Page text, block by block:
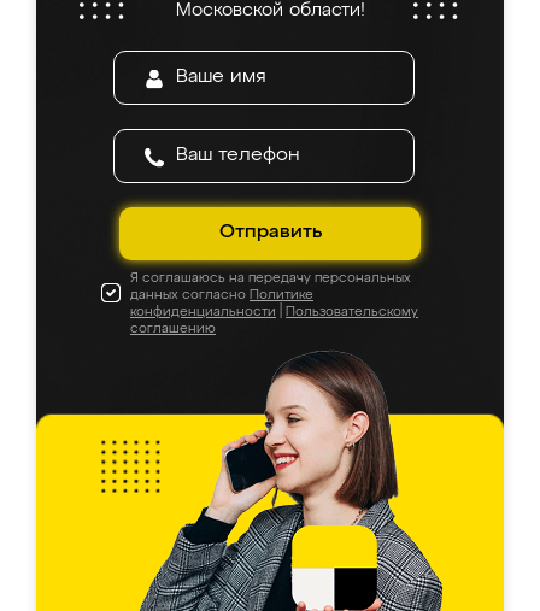
Московской области!
Отправить
Я соглашаюсь на передачу персональных
данных согласно Политике
конфиденциальности
Пользовательскому
соглашению